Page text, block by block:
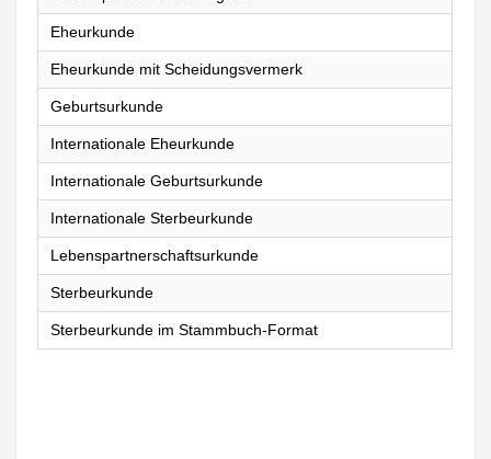
Eheurkunde
Eheurkunde mit Scheidungsvermerk
Geburtsurkunde
Internationale Eheurkunde
Internationale Geburtsurkunde
Internationale Sterbeurkunde
Lebenspartnerschaftsurkunde
Sterbeurkunde
Sterbeurkunde im Stammbuch-Format